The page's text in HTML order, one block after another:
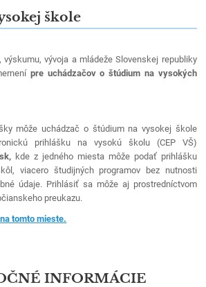
škole
vývoja a mládeže Slovenskej republiky
pre uchádzačov o štúdium na vysokých
môže uchádzač o štúdium na vysokej škole
prihlášku na vysokú školu (CEP VŠ)
kde z jedného miesta môže podať prihlášku
viacero študijných programov bez nutnosti
údaje. Prihlásiť sa môže aj prostredníctvom
preukazu.
tomto mieste.
INFORMÁCIE